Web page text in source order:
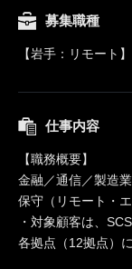
募集職種
【岩手：リモート
仕事内容
【職務概要】
金融／通信／製造
保守（リモート・
・対象顧客は、
各拠点（12拠点）